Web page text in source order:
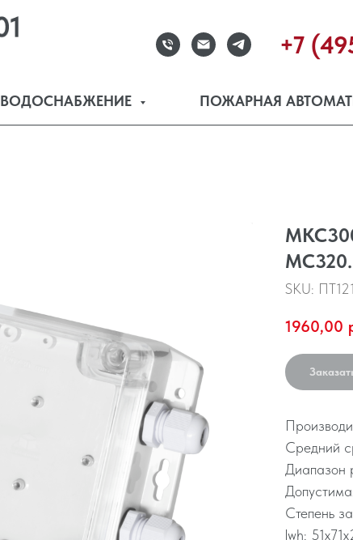
+7
ВОДОСНАБЖЕНИЕ ПОЖАРНАЯ
SKU:
1960,00
Средний
Диапазон
Степень
lwh: